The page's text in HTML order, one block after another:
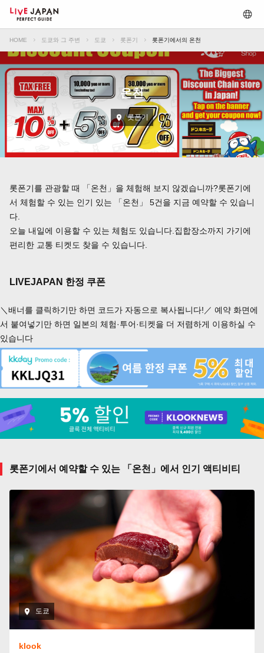
HOME 도쿄와 그 주변 도쿄 롯폰기 롯폰기에서의 온천
온천
롯폰기
롯폰기를 관광할 때 「온천」을 체험해 보지 않겠습니까?롯폰기에
서 체험할 수 있는 인기 있는 「온천」 5건을 지금 예약할 수 있습니
다.
오늘 내일에 이용할 수 있는 체험도 있습니다.집합장소까지 가기에
편리한 교통 티켓도 찾을 수 있습니다.
LIVEJAPAN 한정 쿠폰
＼배너를 클릭하기만 하면 코드가 자동으로 복사됩니다!／ 예약 화면에
서 붙여넣기만 하면 일본의 체험·투어·티켓을 더 저렴하게 이용하실 수
있습니다
롯폰기에서 예약할 수 있는 「온천」에서 인기 액티비티
도쿄
klook